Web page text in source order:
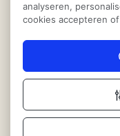
Klachtenregeling
Privacyreglement
Cookie instellingen
analyseren,
cookies accepteren
Noodzakelijk
Zonder deze
Analytisch
Deze cookies